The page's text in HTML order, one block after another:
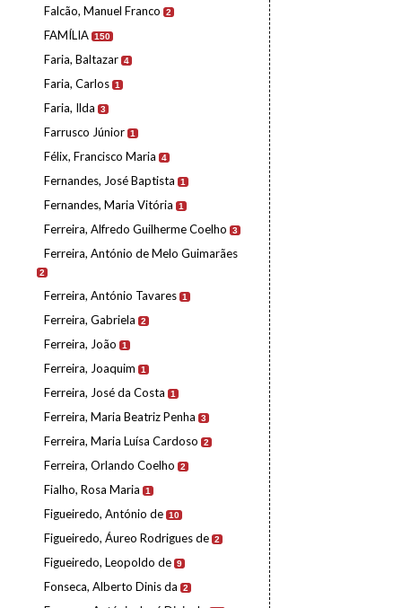
Falcão, Manuel Franco 2
FAMÍLIA 150
Faria, Baltazar 4
Faria, Carlos 1
Faria, Ilda 3
Farrusco Júnior 1
Félix, Francisco Maria 4
Fernandes, José Baptista 1
Fernandes, Maria Vitória 1
Ferreira, Alfredo Guilherme Coelho 3
Ferreira, António de Melo Guimarães
2
Ferreira, António Tavares 1
Ferreira, Gabriela 2
Ferreira, João 1
Ferreira, Joaquim 1
Ferreira, José da Costa 1
Ferreira, Maria Beatriz Penha 3
Ferreira, Maria Luísa Cardoso 2
Ferreira, Orlando Coelho 2
Fialho, Rosa Maria 1
Figueiredo, António de 10
Figueiredo, Áureo Rodrigues de 2
Figueiredo, Leopoldo de 9
Fonseca, Alberto Dinis da 2